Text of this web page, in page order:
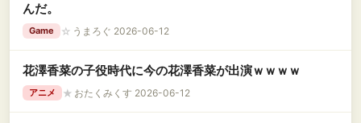
んだ。
Game ☆ うまろぐ 2026-06-12
花澤香菜の子役時代に今の花澤香菜が出演ｗｗｗｗ
アニメ ★ おたくみくす 2026-06-12